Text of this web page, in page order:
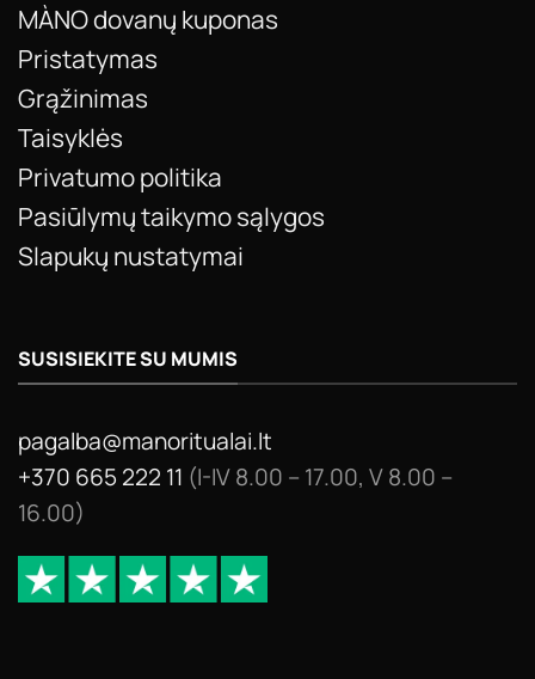
MÀNO dovanų kuponas
Pristatymas
Grąžinimas
Taisyklės
Privatumo politika
Pasiūlymų taikymo sąlygos
Slapukų nustatymai
SUSISIEKITE SU MUMIS
pagalba@manoritualai.lt
+370 665 222 11 (I-IV 8.00 – 17.00, V 8.00 –
16.00)